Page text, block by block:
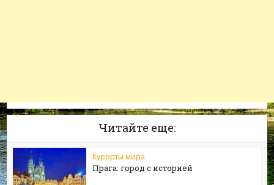
Читайте еще:
Курорты мира
Прага: город с историей